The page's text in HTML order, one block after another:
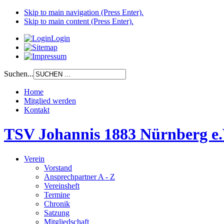
Skip to main navigation (Press Enter).
Skip to main content (Press Enter).
Login
Suchen...
Home
Mitglied werden
Kontakt
TSV Johannis 1883 Nürnberg
Verein
Vorstand
Ansprechpartner A - Z
Vereinsheft
Termine
Chronik
Satzung
Mitgliedschaft